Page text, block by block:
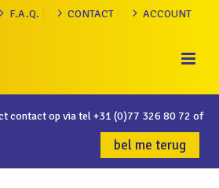
F.A.Q. CONTACT ACCOUNT
contact op via tel+31 (0)77 326 80 72 of
bel me terug